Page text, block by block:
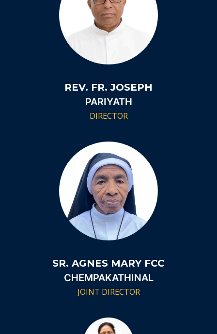
REV. FR. JOSEPH
PARIYATH
DIRECTOR
SR. AGNES MARY FCC
CHEMPAKATHINAL
JOINT DIRECTOR